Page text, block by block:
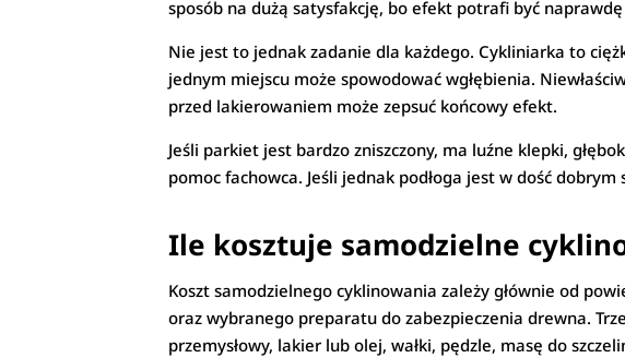
sposób na dużą satysfakcję, bo efekt potrafi być
Nie jest to jednak zadanie dla każdego. Cykliniarka to
jednym miejscu może spowodować wgłębienia.
przed lakierowaniem może zepsuć końcowy efekt.
Jeśli parkiet jest bardzo zniszczony, ma luźne klepki,
pomoc fachowca. Jeśli jednak podłoga jest w dość
Ile kosztuje samodzielne
Koszt samodzielnego cyklinowania zależy głównie od
oraz wybranego preparatu do zabezpieczenia drewna.
przemysłowy, lakier lub olej, wałki, pędzle, masę do